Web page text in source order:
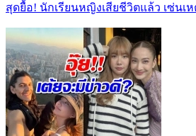
สุดยื้อ! นักเรียนหญิงเสียชีวิตแล้ว เซ่นเ